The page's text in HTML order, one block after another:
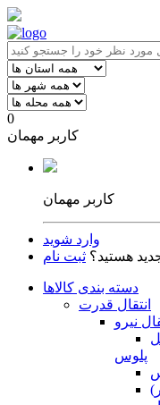
0
کاربر مهمان
کاربر مهمان
وارد شوید
هستید؟ ثبت نام
دسته بندی کالاها
انتقال قدرت
نیرو
پلوس